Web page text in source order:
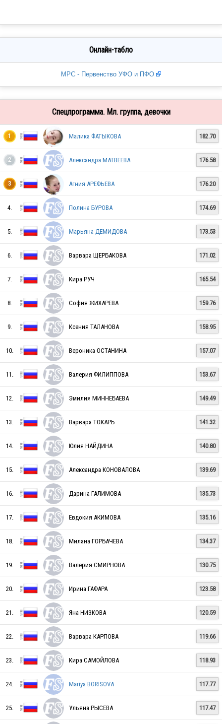
Онлайн-табло
МРС - Первенство УФО и ПФО
Спецпрограмма. Мл. группа, девочки
1
RUS
Малика ФАТЫКОВА 182.70
2
RUS
Александра МАТВЕЕВА 176.58
3
RUS
Агния АРЕФЬЕВА 176.20
4.
RUS
Полина БУРОВА 174.69
5.
RUS
Марьяна ДЕМИДОВА 173.53
6.
RUS
Варвара ЩЕРБАКОВА 171.02
7.
RUS
Кира РУЧ 165.54
8. София ЖИХАРЕВА 159.76
9. Ксения ТАЛАНОВА 158.95
10. Вероника ОСТАНИНА 157.07
11. Валерия ФИЛИППОВА 153.67
12. Эмилия МИННЕБАЕВА 149.49
13. Варвара ТОКАРЬ 141.32
14. Юлия НАЙДИНА 140.80
15. Александра КОНОВАЛОВА 139.69
16. Дарина ГАЛИМОВА 135.73
17. Евдокия АКИМОВА 135.16
18. Милана ГОРБАЧЕВА 134.37
19. Валерия СМИРНОВА 130.75
20. Ирина ГАФАРА 123.58
21. Яна НИЗКОВА 120.59
22. Варвара КАРПОВА 119.66
23. Кира САМОЙЛОВА 118.93
24. Mariya BORISOVA 117.77
25. Ульяна РЫСЕВА 117.47